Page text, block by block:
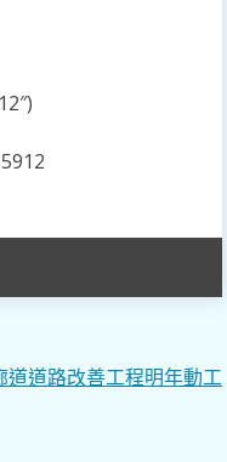
道道路改善工程明年動工